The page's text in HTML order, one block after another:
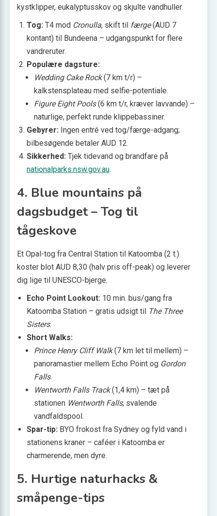
kystklipper, eukalyptusskov og skjulte vandhuller.
Tog: T4 mod Cronulla, skift til færge(AUD 7
kontant) til Bundeena – udgangspunkt for flere
vandreruter.
Populære dagsture:
Wedding Cake Rock(7 km t/r) –
kalkstensplateau med selfie-potentiale.
Figure Eight Pools(6 km t/r, kræver lavvande) –
naturlige, perfekt runde klippebassiner.
Gebyrer: Ingen entré ved tog/færge-adgang;
bilbesøgende betaler AUD 12.
Sikkerhed: Tjek tidevand og brandfare på
nationalparks.nsw.gov.au.
4. Blue mountains på
dagsbudget – Tog til
tågeskove
Et Opal-tog fra Central Station til Katoomba (2 t.)
koster blot AUD 8,30 (halv pris off-peak) og leverer
dig lige til UNESCO-bjerge.
Echo Point Lookout: 10 min. bus/gang fra
Katoomba Station – gratis udsigt til The Three
Sisters.
Short Walks:
Prince Henry Cliff Walk(7 km let til mellem) –
panoramastier mellem Echo Point og Gordon
Falls.
Wentworth Falls Track(1,4 km) – tæt på
stationen Wentworth Falls; svalende
vandfaldspool.
Spar-tip: BYO frokost fra Sydney og fyld vand i
stationens kraner – caféer i Katoomba er
charmerende, men dyre.
5. Hurtige naturhacks &
småpenge-tips